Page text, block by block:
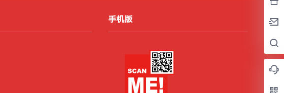
手机版